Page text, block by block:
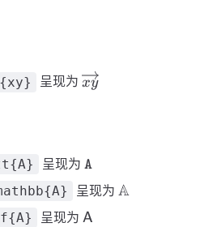
呈现为 xy
呈现为 \mathtt{A}
A
呈现为 A
呈现为 \mathsf{A}
A